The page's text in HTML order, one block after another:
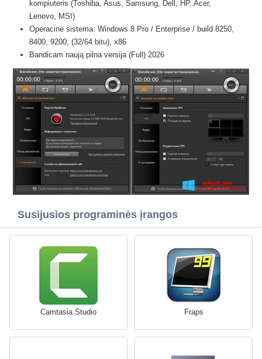
kompiuteris (Toshiba, Asus, Samsung, Dell, HP, Acer,
Lenovo, MSI)
Operacinė sistema: Windows 8 Pro / Enterprise / build 8250,
8400, 9200, (32/64 bitu), x86
Bandicam naują pilna versija (Full) 2026
Susijusios programinės įrangos
Camtasia Studio Fraps